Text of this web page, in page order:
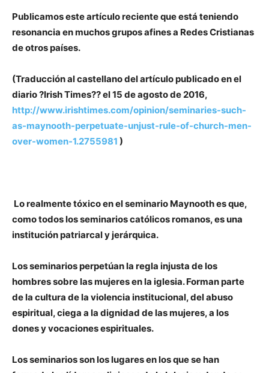
Publicamos este artículo reciente que está teniendo
resonancia en muchos grupos afines a Redes Cristianas
de otros países.
(Traducción al castellano del artículo publicado en el
diario ?Irish Times?? el 15 de agosto de 2016,
http://www.irishtimes.com/opinion/seminaries-such-
as-maynooth-perpetuate-unjust-rule-of-church-men-
over-women-1.2755981 )
Lo realmente tóxico en el seminario Maynooth es que,
como todos los seminarios católicos romanos, es una
institución patriarcal y jerárquica.
Los seminarios perpetúan la regla injusta de los
hombres sobre las mujeres en la iglesia. Forman parte
de la cultura de la violencia institucional, del abuso
espiritual, ciega a la dignidad de las mujeres, a los
dones y vocaciones espirituales.
Los seminarios son los lugares en los que se han